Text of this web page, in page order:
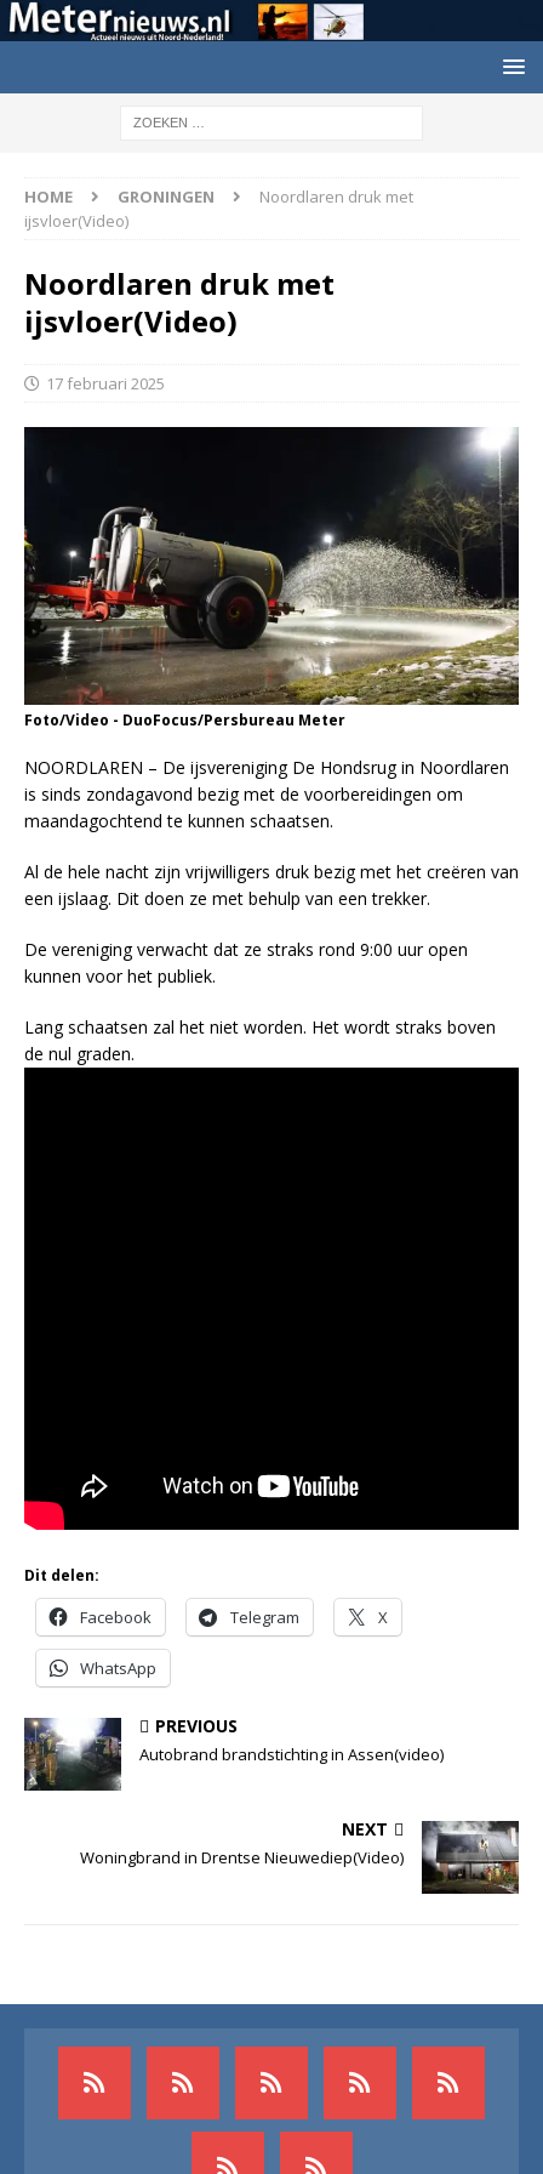
HOME GRONINGEN
Noordlaren druk met
ijsvloer(Video)
Noordlaren druk met
ijsvloer(Video)
17 februari 2025
Foto/Video - DuoFocus/Persbureau Meter
NOORDLAREN – De ijsvereniging De Hondsrug in Noordlaren
is sinds zondagavond bezig met de voorbereidingen om
maandagochtend te kunnen schaatsen.
Al de hele nacht zijn vrijwilligers druk bezig met het creëren van
een ijslaag. Dit doen ze met behulp van een trekker.
De vereniging verwacht dat ze straks rond 9:00 uur open
kunnen voor het publiek.
Lang schaatsen zal het niet worden. Het wordt straks boven
de nul graden.
Dit delen:
Facebook Telegram X
WhatsApp
PREVIOUS
Autobrand brandstichting in Assen(video)
NEXT
Woningbrand in Drentse Nieuwediep(Video)